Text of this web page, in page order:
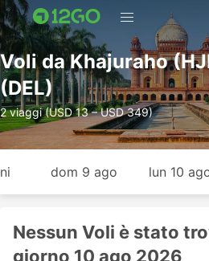
Voli da Khajuraho
(DEL)
2 viaggi (USD 13 – USD 349)
dom 9 ago lun 10
Nessun Voli è stato
giorno 10 ago 2026